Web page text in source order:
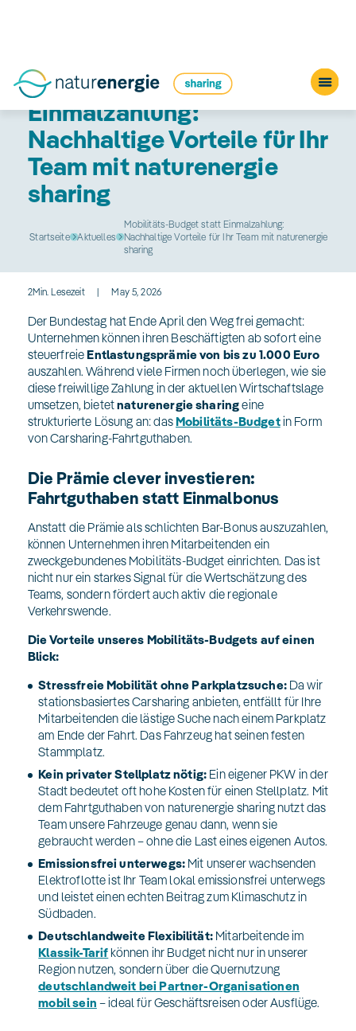
Mobilitäts-Budget statt
Einmalzahlung:
Nachhaltige Vorteile für Ihr
Team mit naturenergie
sharing
Startseite Aktuelles
Mobilitäts-Budget statt Einmalzahlung:
Nachhaltige Vorteile für Ihr Team mit naturenergie
sharing
2Min. Lesezeit|May 5, 2026
Der Bundestag hat Ende April den Weg frei gemacht:
Unternehmen können ihren Beschäftigten ab sofort eine
steuerfreieEntlastungsprämie von bis zu 1.000 Euro
auszahlen. Während viele Firmen noch überlegen, wie sie
diese freiwillige Zahlung in der aktuellen Wirtschaftslage
umsetzen, bietetnaturenergie sharingeine
strukturierte Lösung an: dasMobilitäts-Budgetin Form
von Carsharing-Fahrtguthaben.
Die Prämie clever investieren:
Fahrtguthaben statt Einmalbonus
Anstatt die Prämie als schlichten Bar-Bonus auszuzahlen,
können Unternehmen ihren Mitarbeitenden ein
zweckgebundenes Mobilitäts-Budget einrichten. Das ist
nicht nur ein starkes Signal für die Wertschätzung des
Teams, sondern fördert auch aktiv die regionale
Verkehrswende.
Die Vorteile unseres Mobilitäts-Budgets auf einen
Blick:
Stressfreie Mobilität ohne Parkplatzsuche:Da wir
stationsbasiertes Carsharing anbieten, entfällt für Ihre
Mitarbeitenden die lästige Suche nach einem Parkplatz
am Ende der Fahrt. Das Fahrzeug hat seinen festen
Stammplatz.
Kein privater Stellplatz nötig: Ein eigener PKW in der
Stadt bedeutet oft hohe Kosten für einen Stellplatz. Mit
dem Fahrtguthaben von naturenergie sharing nutzt das
Team unsere Fahrzeuge genau dann, wenn sie
gebraucht werden – ohne die Last eines eigenen Autos.
Emissionsfrei unterwegs: Mit unserer wachsenden
Elektroflotte ist Ihr Team lokal emissionsfrei unterwegs
und leistet einen echten Beitrag zum Klimaschutz in
Südbaden.
Deutschlandweite Flexibilität:Mitarbeitende im
Klassik-Tarifkönnen ihr Budget nicht nur in unserer
Region nutzen, sondern über die Quernutzung
deutschlandweit bei Partner-Organisationen
mobil sein – ideal für Geschäftsreisen oder Ausflüge.